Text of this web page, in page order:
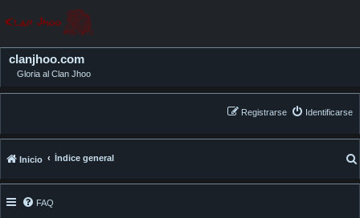
clanjhoo.com
Gloria al Clan Jhoo
Identificarse
Registrarse
Inicio Índice general
FAQ